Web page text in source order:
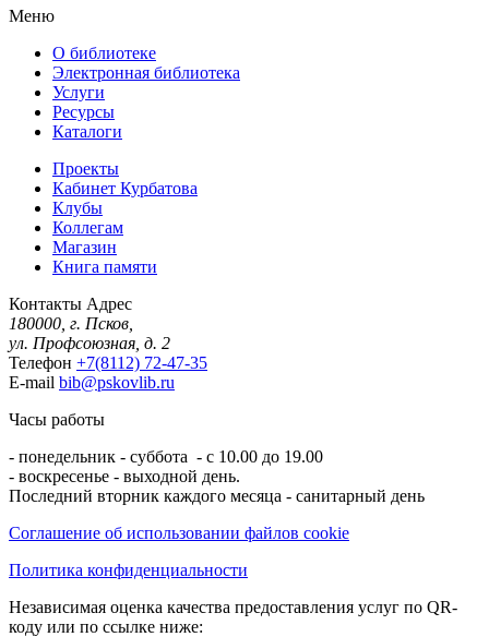
Меню
О библиотеке
Электронная библиотека
Услуги
Ресурсы
Каталоги
Проекты
Кабинет Курбатова
Клубы
Коллегам
Магазин
Книга памяти
Контакты Адрес
180000, г. Псков,
ул. Профсоюзная, д. 2
Телефон +7(8112) 72-47-35
E-mail bib@pskovlib.ru
Часы работы
- понедельник - суббота - с 10.00 до 19.00
- воскресенье - выходной день.
Последний вторник каждого месяца - санитарный день
Соглашение об использовании файлов cookie
Политика конфиденциальности
Независимая оценка качества предоставления услуг по QR-
коду или по ссылке ниже: